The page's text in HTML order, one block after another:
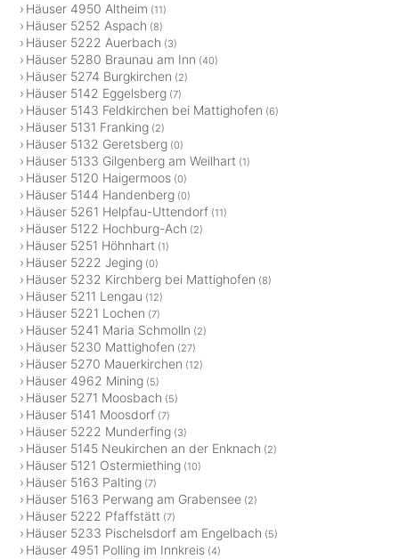
Häuser 4950 Altheim (11)
Häuser 5252 Aspach (8)
Häuser 5222 Auerbach (3)
Häuser 5280 Braunau am Inn (40)
Häuser 5274 Burgkirchen (2)
Häuser 5142 Eggelsberg (7)
Häuser 5143 Feldkirchen bei Mattighofen (6)
Häuser 5131 Franking (2)
Häuser 5132 Geretsberg (0)
Häuser 5133 Gilgenberg am Weilhart (1)
Häuser 5120 Haigermoos (0)
Häuser 5144 Handenberg (0)
Häuser 5261 Helpfau-Uttendorf (11)
Häuser 5122 Hochburg-Ach (2)
Häuser 5251 Höhnhart (1)
Häuser 5222 Jeging (0)
Häuser 5232 Kirchberg bei Mattighofen (8)
Häuser 5211 Lengau (12)
Häuser 5221 Lochen (7)
Häuser 5241 Maria Schmolln (2)
Häuser 5230 Mattighofen (27)
Häuser 5270 Mauerkirchen (12)
Häuser 4962 Mining (5)
Häuser 5271 Moosbach (5)
Häuser 5141 Moosdorf (7)
Häuser 5222 Munderfing (3)
Häuser 5145 Neukirchen an der Enknach (2)
Häuser 5121 Ostermiething (10)
Häuser 5163 Palting (7)
Häuser 5163 Perwang am Grabensee (2)
Häuser 5222 Pfaffstätt (7)
Häuser 5233 Pischelsdorf am Engelbach (5)
Häuser 4951 Polling im Innkreis (4)